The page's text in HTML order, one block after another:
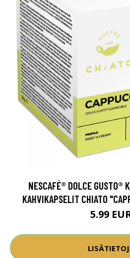
NESCAFÉ® DOLCE GUSTO®
KAHVIKAPSELIT CHIATO
5.99